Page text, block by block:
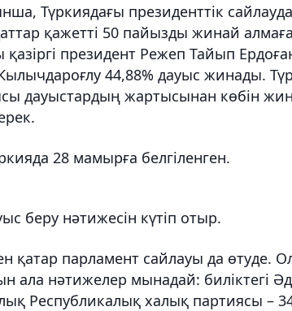
Түркиядағы президенттік
қажетті 50 пайызды жинай
президент Режеп Тайып
44,88% дауыс жинады.
дауыстардың жартысынан көбін
28 мамырға белгіленген.
беру нәтижесін күтіп отыр.
қатар парламент сайлауы да өтуде.
ала нәтижелер мынадай: биліктегі
Республикалық халық партиясы –